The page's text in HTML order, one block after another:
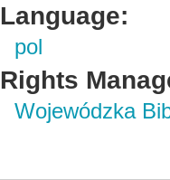
Language:
pol
Rights
Wojewódzka